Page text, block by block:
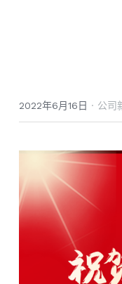
2022年6月16日 · 公司